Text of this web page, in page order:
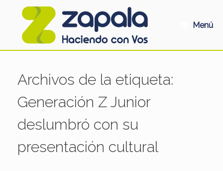
Menú
Archivos de la etiqueta:
Generación Z Junior
deslumbró con su
presentación cultural